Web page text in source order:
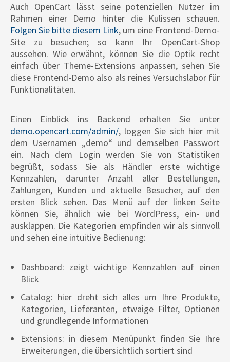
Auch OpenCart lässt seine potenziellen Nutzer im
Rahmen einer Demo hinter die Kulissen schauen.
Folgen Sie bitte diesem Link, um eine Frontend-Demo-
Site zu besuchen; so kann Ihr OpenCart-Shop
aussehen. Wie erwähnt, können Sie die Optik recht
einfach über Theme-Extensions anpassen, sehen Sie
diese Frontend-Demo also als reines Versuchslabor für
Funktionalitäten.
Einen Einblick ins Backend erhalten Sie unter
demo.opencart.com/admin/, loggen Sie sich hier mit
dem Usernamen „demo“ und demselben Passwort
ein. Nach dem Login werden Sie von Statistiken
begrüßt, sodass Sie als Händler erste wichtige
Kennzahlen, darunter Anzahl aller Bestellungen,
Zahlungen, Kunden und aktuelle Besucher, auf den
ersten Blick sehen. Das Menü auf der linken Seite
können Sie, ähnlich wie bei WordPress, ein- und
ausklappen. Die Kategorien empfinden wir als sinnvoll
und sehen eine intuitive Bedienung:
Dashboard: zeigt wichtige Kennzahlen auf einen
Blick
Catalog: hier dreht sich alles um Ihre Produkte,
Kategorien, Lieferanten, etwaige Filter, Optionen
und grundlegende Informationen
Extensions: in diesem Menüpunkt finden Sie Ihre
Erweiterungen, die übersichtlich sortiert sind